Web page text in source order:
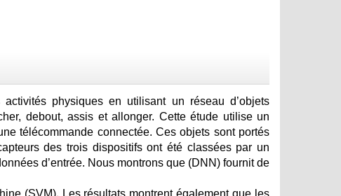
physiques en utilisant un réseau d’objets
debout, assis et allonger. Cette étude utilise un
télécommande connectée. Ces objets sont portés
des trois dispositifs ont été classées par un
d’entrée. Nous montrons que (DNN) fournit de
(SVM). Les résultats montrent également que les